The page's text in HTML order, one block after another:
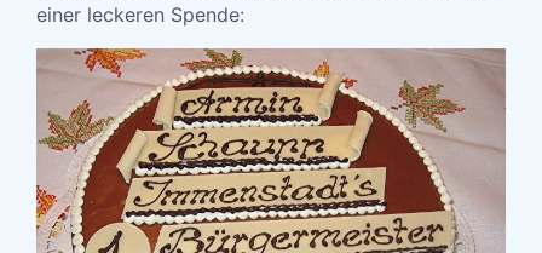
einer leckeren Spende: